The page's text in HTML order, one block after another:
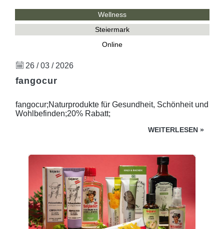
Wellness
Steiermark
Online
26 / 03 / 2026
fangocur
fangocur;Naturprodukte für Gesundheit, Schönheit und
Wohlbefinden;20% Rabatt;
WEITERLESEN »